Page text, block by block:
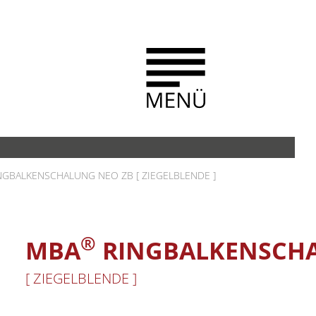
NEO ZB [ ZIEGELBLENDE ]
MBA®
[ ZIEGELBLENDE ]